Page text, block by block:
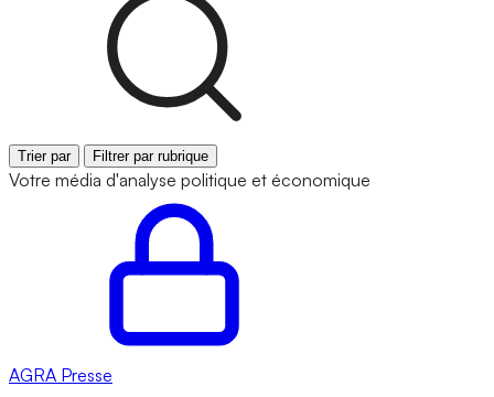
Trier par Filtrer par rubrique
Votre média d'analyse politique et économique
AGRA Presse